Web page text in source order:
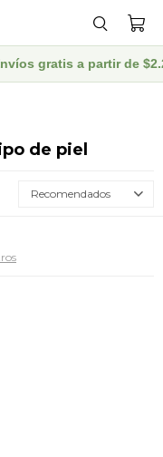
gratis a partir de
de piel
Recomendados